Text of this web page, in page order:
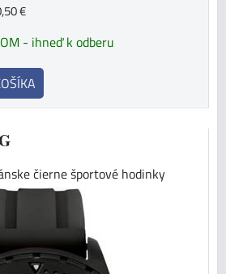
€
- ihneď k odberu
čierne športové hodinky